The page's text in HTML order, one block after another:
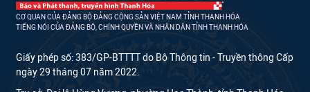
CƠ QUAN CỦA ĐẢNG BỘ ĐẢNG CỘNG SẢN VIỆT NAM TỈNH THANH HÓA
TIẾNG NÓI CỦA ĐẢNG BỘ, CHÍNH QUYỀN VÀ NHÂN DÂN TỈNH THANH HÓA
Giấy phép số: 383/GP-BTTTT do Bộ Thông tin - Truyền thông Cấp
ngày 29 tháng 07 năm 2022.